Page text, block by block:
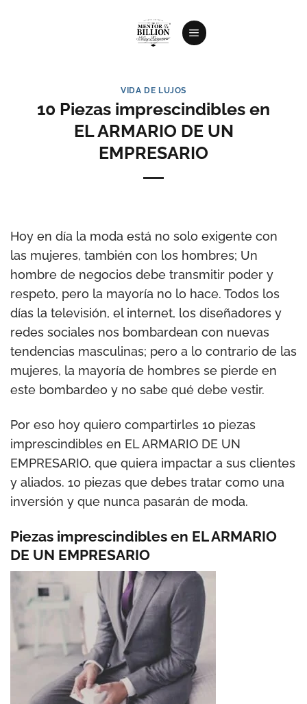
VIDA DE LUJOS
10 Piezas imprescindibles en
EL ARMARIO DE UN
EMPRESARIO
Hoy en día la moda está no solo exigente con
las mujeres, también con los hombres; Un
hombre de negocios debe transmitir poder y
respeto, pero la mayoría no lo hace. Todos los
días la televisión, el internet, los diseñadores y
redes sociales nos bombardean con nuevas
tendencias masculinas; pero a lo contrario de las
mujeres, la mayoría de hombres se pierde en
este bombardeo y no sabe qué debe vestir.
Por eso hoy quiero compartirles 10 piezas
imprescindibles en EL ARMARIO DE UN
EMPRESARIO, que quiera impactar a sus clientes
y aliados. 10 piezas que debes tratar como una
inversión y que nunca pasarán de moda.
Piezas imprescindibles en EL ARMARIO
DE UN EMPRESARIO